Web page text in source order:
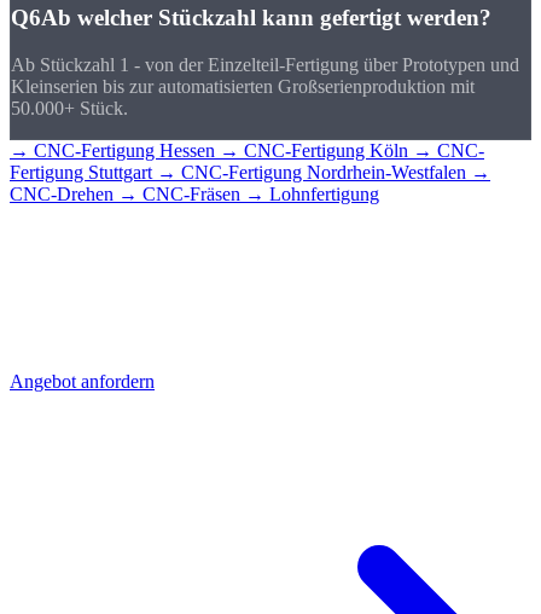
Q6Ab welcher Stückzahl kann gefertigt werden?
Ab Stückzahl 1 - von der Einzelteil-Fertigung über Prototypen und
Kleinserien bis zur automatisierten Großserienproduktion mit
50.000+ Stück.
→ CNC-Fertigung Hessen → CNC-Fertigung Köln → CNC-
Fertigung Stuttgart → CNC-Fertigung Nordrhein-Westfalen →
CNC-Drehen → CNC-Fräsen → Lohnfertigung
Angebot anfordern